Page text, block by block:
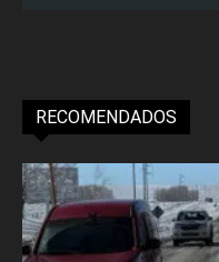
RECOMENDADOS